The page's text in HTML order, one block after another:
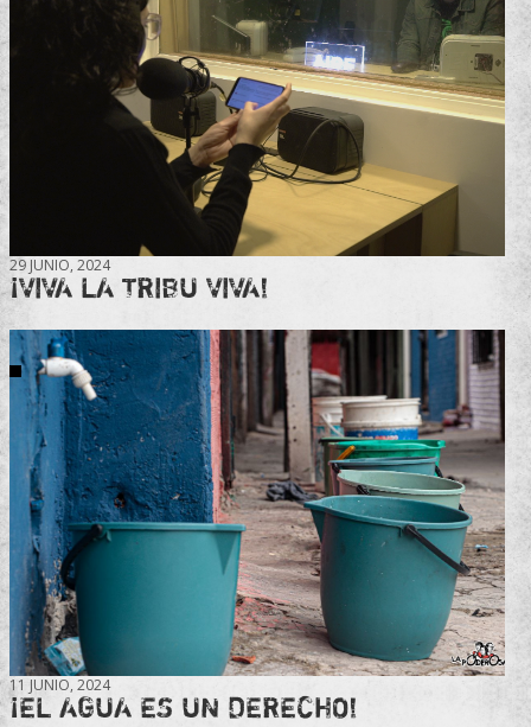
29 JUNIO, 2024
¡VIVA LA TRIBU VIVA!
11 JUNIO, 2024
¡EL AGUA ES UN DERECHO!